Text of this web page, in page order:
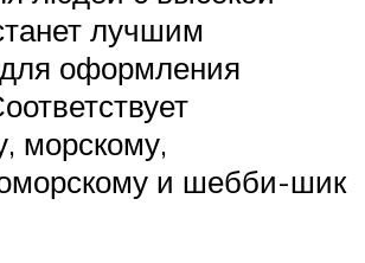
лучшим
оформления
морскому,
и шебби-шик